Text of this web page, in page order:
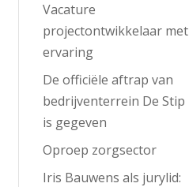
Vacature
projectontwikkelaar met
ervaring
De officiële aftrap van
bedrijventerrein De Stip
is gegeven
Oproep zorgsector
Iris Bauwens als jurylid: